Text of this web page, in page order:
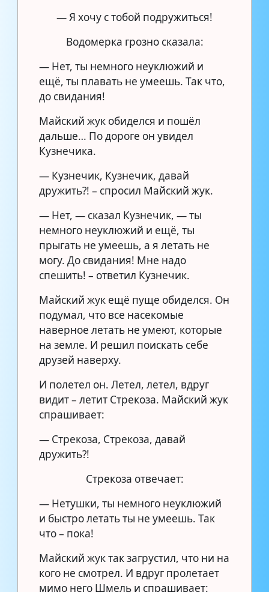
— Я хочу с тобой подружиться!
Водомерка грозно сказала:
— Нет, ты немного неуклюжий и
ещё, ты плавать не умеешь. Так что,
до свидания!
Майский жук обиделся и пошёл
дальше… По дороге он увидел
Кузнечика.
— Кузнечик, Кузнечик, давай
дружить?! – спросил Майский жук.
— Нет, — сказал Кузнечик, — ты
немного неуклюжий и ещё, ты
прыгать не умеешь, а я летать не
могу. До свидания! Мне надо
спешить! – ответил Кузнечик.
Майский жук ещё пуще обиделся. Он
подумал, что все насекомые
наверное летать не умеют, которые
на земле. И решил поискать себе
друзей наверху.
И полетел он. Летел, летел, вдруг
видит – летит Стрекоза. Майский жук
спрашивает:
— Стрекоза, Стрекоза, давай
дружить?!
Стрекоза отвечает:
— Нетушки, ты немного неуклюжий
и быстро летать ты не умеешь. Так
что – пока!
Майский жук так загрустил, что ни на
кого не смотрел. И вдруг пролетает
мимо него Шмель и спрашивает: